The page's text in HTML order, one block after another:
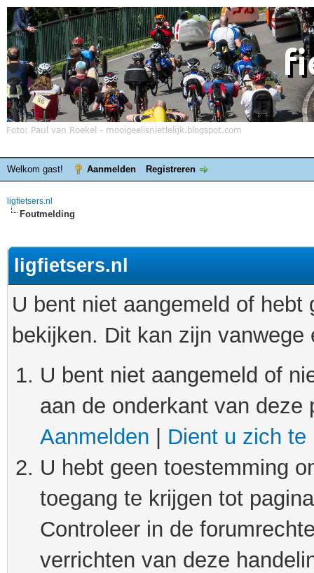
Welkom gast! Aanmelden Registreren
ligfietsers.nl
Foutmelding
ligfietsers.nl
U bent niet aangemeld of
bekijken. Dit kan zijn
U bent niet aangemeld of
aan de onderkant van
Aanmelden
Dient u zich te
U hebt geen toestemming
toegang te krijgen tot
Controleer in de
verrichten van deze